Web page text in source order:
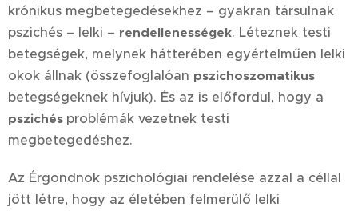
krónikus megbetegedésekhez – gyakran társulnak
pszichés – lelki – rendellenességek. Léteznek testi
betegségek, melynek hátterében egyértelműen lelki
okok állnak (összefoglalóan pszichoszomatikus
betegségeknek hívjuk). És az is előfordul, hogy a
pszichés problémák vezetnek testi
megbetegedéshez.
Az Érgondnok pszichológiai rendelése azzal a céllal
jött létre, hogy az életében felmerülő lelki